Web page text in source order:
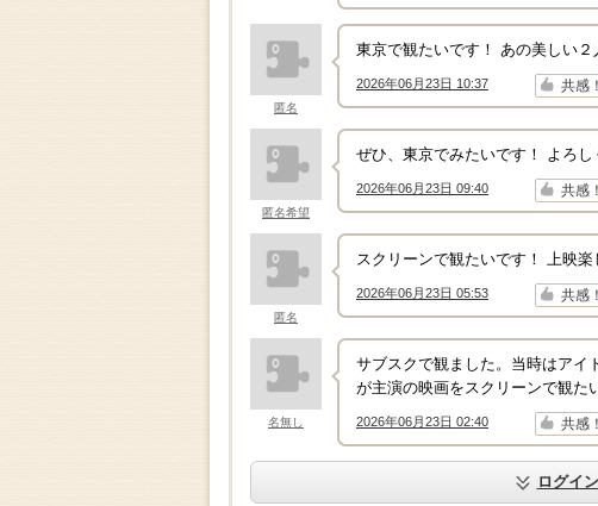
匿名
東京で観たいです！ あの美しい２
2026年06月23日 10:37
↑ 共感！
↓
匿名希望
ぜひ、東京でみたいです！ よろ
2026年06月23日 09:40
↑ 共感！
↓
匿名
スクリーンで観たいです！ 上映楽
2026年06月23日 05:53
↑ 共感！
↓
名無し
サブスクで観ました。当時はアイ
が主演の映画をスクリーンで観た
2026年06月23日 02:40
↑ 共感！
↓
ログイ